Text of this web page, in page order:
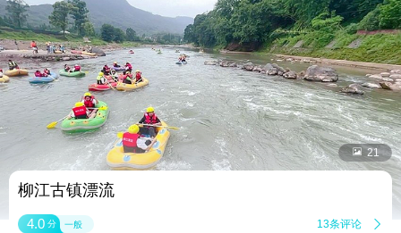
 21
柳江古镇漂流
4.0 分 一般 13条评论 
